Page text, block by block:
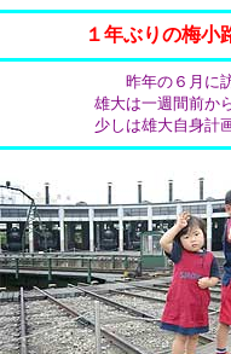
１年ぶりの梅小
昨年の６月に
雄大は一週間前か
少しは雄大自身計